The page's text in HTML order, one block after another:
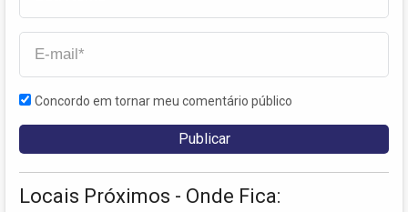
Concordo em tornar meu comentário público
Locais Próximos - Onde Fica: